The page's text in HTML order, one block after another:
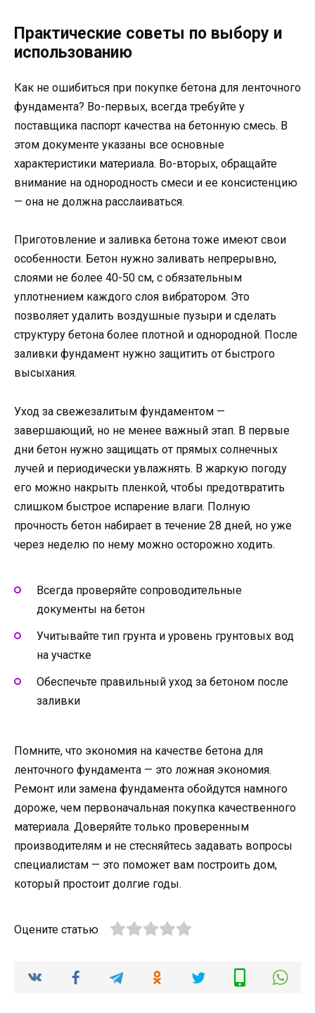
Практические советы по выбору и
использованию
Как не ошибиться при покупке бетона для ленточного
фундамента? Во-первых, всегда требуйте у
поставщика паспорт качества на бетонную смесь. В
этом документе указаны все основные
характеристики материала. Во-вторых, обращайте
внимание на однородность смеси и ее консистенцию
— она не должна расслаиваться.
Приготовление и заливка бетона тоже имеют свои
особенности. Бетон нужно заливать непрерывно,
слоями не более 40-50 см, с обязательным
уплотнением каждого слоя вибратором. Это
позволяет удалить воздушные пузыри и сделать
структуру бетона более плотной и однородной. После
заливки фундамент нужно защитить от быстрого
высыхания.
Уход за свежезалитым фундаментом —
завершающий, но не менее важный этап. В первые
дни бетон нужно защищать от прямых солнечных
лучей и периодически увлажнять. В жаркую погоду
его можно накрыть пленкой, чтобы предотвратить
слишком быстрое испарение влаги. Полную
прочность бетон набирает в течение 28 дней, но уже
через неделю по нему можно осторожно ходить.
Всегда проверяйте сопроводительные
документы на бетон
Учитывайте тип грунта и уровень грунтовых вод
на участке
Обеспечьте правильный уход за бетоном после
заливки
Помните, что экономия на качестве бетона для
ленточного фундамента — это ложная экономия.
Ремонт или замена фундамента обойдутся намного
дороже, чем первоначальная покупка качественного
материала. Доверяйте только проверенным
производителям и не стесняйтесь задавать вопросы
специалистам — это поможет вам построить дом,
который простоит долгие годы.
Оцените статью